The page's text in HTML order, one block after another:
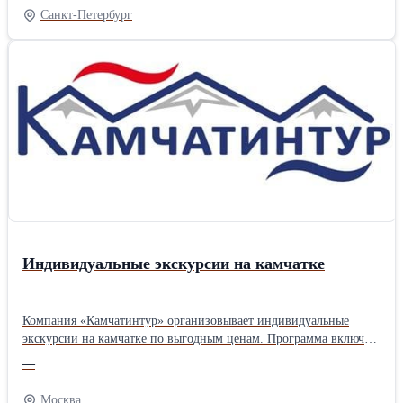
и чая, кондиционер, скоростной Wi-Fi, фен, премиальная
косметика, мягкие халаты и тапочки. Номера можно снимать как
на одни сутки, так и на длительное время. Ознакомиться с
информацией Вы можете на нашем сайте
Санкт-Петербург
Индивидуальные экскурсии на камчатке
Компания «Камчатинтур» организовывает индивидуальные
экскурсии на камчатке по выгодным ценам. Программа включает
местных деликатесов и общение с представителями коренных
народов. Ознакомиться с предложением более подробно Вы
—
Москва